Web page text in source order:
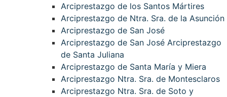
Arciprestazgo de los Santos Mártires
Arciprestazgo de Ntra. Sra. de la Asunción
Arciprestazgo de San José
Arciprestazgo de San José Arciprestazgo
de Santa Juliana
Arciprestazgo de Santa María y Miera
Arciprestazgo Ntra. Sra. de Montesclaros
Arciprestazgo Ntra. Sra. de Soto y